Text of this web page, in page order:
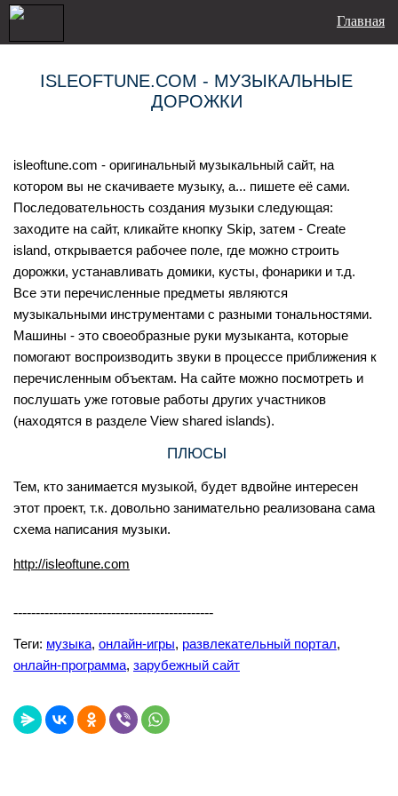
Главная
ISLEOFTUNE.COM - МУЗЫКАЛЬНЫЕ
ДОРОЖКИ
isleoftune.com - оригинальный музыкальный сайт, на
котором вы не скачиваете музыку, а... пишете её сами.
Последовательность создания музыки следующая:
заходите на сайт, кликайте кнопку Skip, затем - Create
island, открывается рабочее поле, где можно строить
дорожки, устанавливать домики, кусты, фонарики и т.д.
Все эти перечисленные предметы являются
музыкальными инструментами с разными тональностями.
Машины - это своеобразные руки музыканта, которые
помогают воспроизводить звуки в процессе приближения к
перечисленным объектам. На сайте можно посмотреть и
послушать уже готовые работы других участников
(находятся в разделе View shared islands).
ПЛЮСЫ
Тем, кто занимается музыкой, будет вдвойне интересен
этот проект, т.к. довольно занимательно реализована сама
схема написания музыки.
http://isleoftune.com
---------------------------------------------
Теги: музыка, онлайн-игры, развлекательный портал,
онлайн-программа, зарубежный сайт